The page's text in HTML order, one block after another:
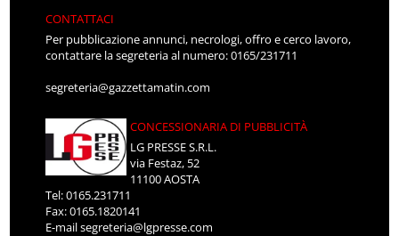
CONTATTACI
Per pubblicazione annunci, necrologi, offro e cerco lavoro,
contattare la segreteria al numero: 0165/231711
segreteria@gazzettamatin.com
CONCESSIONARIA DI PUBBLICITÀ
LG PRESSE S.R.L.
via Festaz, 52
11100 AOSTA
Tel: 0165.231711
Fax: 0165.1820141
E-mailsegreteria@lgpresse.com